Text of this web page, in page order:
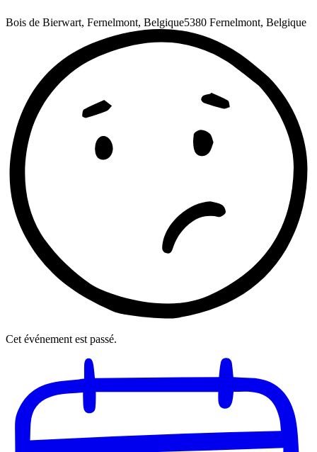
Bois de Bierwart, Fernelmont, Belgique5380 Fernelmont, Belgique
Cet événement est passé.